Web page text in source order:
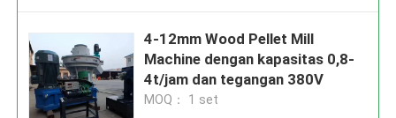
4-12mm Wood Pellet Mill
Machine dengan kapasitas 0,8-
4t/jam dan tegangan 380V
MOQ： 1 set